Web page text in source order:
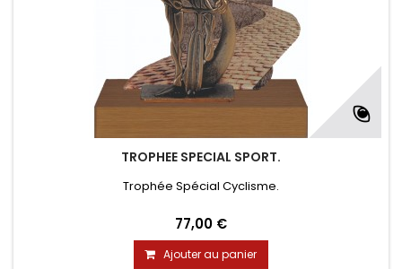
TROPHEE SPECIAL SPORT.
Trophée Spécial Cyclisme.
77,00 €
Ajouter au panier